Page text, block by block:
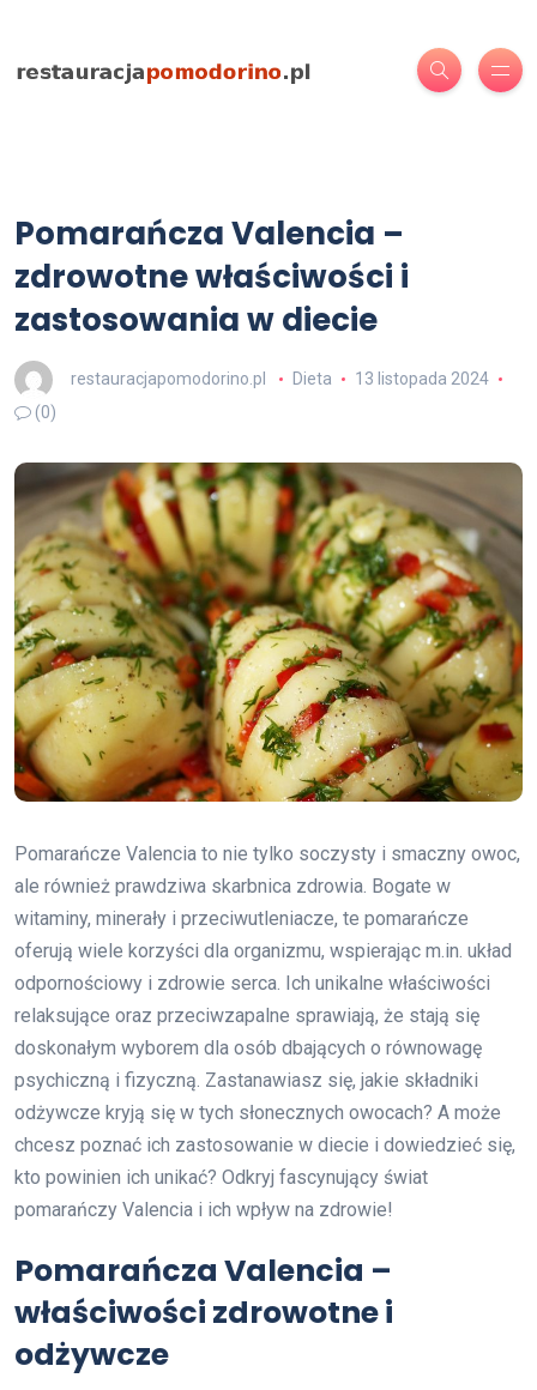
Pomarańcza Valencia –
zdrowotne właściwości i
zastosowania w diecie
restauracjapomodorino.pl Dieta
13 listopada 2024
(0)
Pomarańcze Valencia to nie tylko soczysty i smaczny owoc,
ale również prawdziwa skarbnica zdrowia. Bogate w
witaminy, minerały i przeciwutleniacze, te pomarańcze
oferują wiele korzyści dla organizmu, wspierając m.in. układ
odpornościowy i zdrowie serca. Ich unikalne właściwości
relaksujące oraz przeciwzapalne sprawiają, że stają się
doskonałym wyborem dla osób dbających o równowagę
psychiczną i fizyczną. Zastanawiasz się, jakie składniki
odżywcze kryją się w tych słonecznych owocach? A może
chcesz poznać ich zastosowanie w diecie i dowiedzieć się,
kto powinien ich unikać? Odkryj fascynujący świat
pomarańczy Valencia i ich wpływ na zdrowie!
Pomarańcza Valencia –
właściwości zdrowotne i
odżywcze